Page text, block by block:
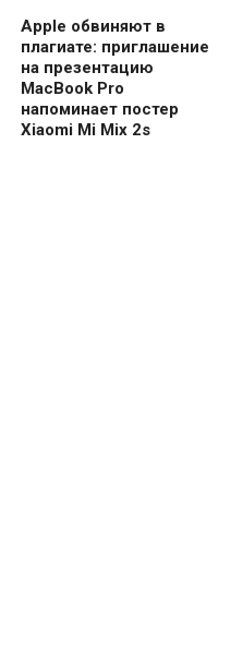
Apple обвиняют в
плагиате: приглашение
на презентацию
MacBook Pro
напоминает постер
Xiaomi Mi Mix 2s